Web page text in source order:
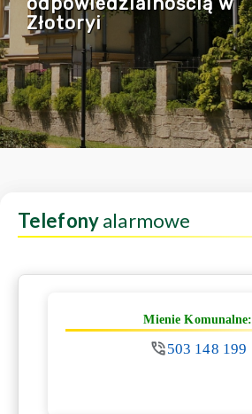
Złotoryi
Telefonyalarmowe
Mienie Komunalne:
503 148 199